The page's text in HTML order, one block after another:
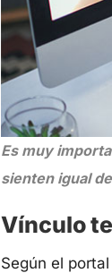
Es muy
sienten igual
Vínculo
Según el